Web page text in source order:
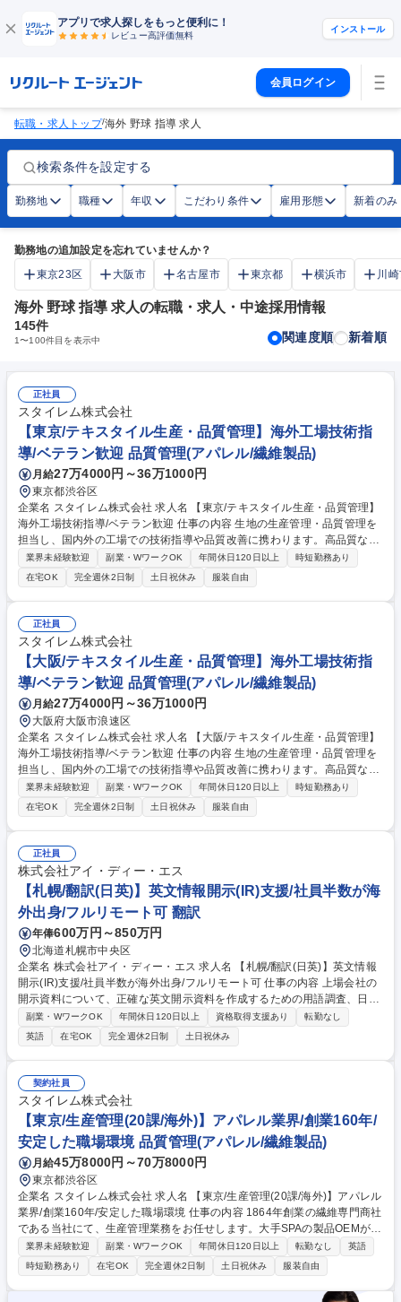
アプリで求人探しをもっと便利に！
レビュー高評価無料
インストール
会員ログイン
転職・求人トップ/海外 野球 指導 求人
検索条件を設定する
勤務地 職種 年収 こだわり条件 雇用形態 新着のみ
勤務地の追加設定を忘れていませんか？
東京23区
大阪市 名古屋市 東京都 横浜市 川
海外 野球 指導 求人の転職・求人・中途採用情報
145件
1〜100件目を表示中 関連度順 新着順
正社員
スタイレム株式会社
【東京/テキスタイル生産・品質管理】海外工場技術指
導/ベテラン歓迎 品質管理(アパレル/繊維製品)
月給27万4000円～36万1000円
東京都渋谷区
企業名 スタイレム株式会社 求人名 【東京/テキスタイル生産・品質管理】
海外工場技術指導/ベテラン歓迎 仕事の内容 生地の生産管理・品質管理を
担当し、国内外の工場での技術指導や品質改善に携わります。高品質な製
品を効率的に生産するための工程管理や現場指導を行い、一定の品質を保
つための改善活動を推進します。 【具体的には】生地の生産管理、品質管
理、品質改善、工程管理を担当。海外工場（インドネシア、インド、ベト
ナム、タイなど）での技術指導も行います。【業務内容】工場での温度管
理や工程管理の指導、品質にムラが出た際の原因分析と改善策の提案、現
地スタッフへの技術指導などを通じて、高品質な製品の安定生産を実現し
ます。 募集職種 【東京/テキスタイル生産・品質管理】海外工場技術指導/
ベテラン歓迎
業界未経験歓迎 副業・WワークOK 年間休日120日以上
時短勤務あり
在宅OK
完全週休2日制 土日祝休み 服装自由
正社員
スタイレム株式会社
【大阪/テキスタイル生産・品質管理】海外工場技術指
導/ベテラン歓迎 品質管理(アパレル/繊維製品)
月給27万4000円～36万1000円
大阪府大阪市浪速区
企業名 スタイレム株式会社 求人名 【大阪/テキスタイル生産・品質管理】
海外工場技術指導/ベテラン歓迎 仕事の内容 生地の生産管理・品質管理を
担当し、国内外の工場での技術指導や品質改善に携わります。高品質な製
品を効率的に生産するための工程管理や現場指導を行い、一定の品質を保
つための改善活動を推進します。 【具体的には】生地の生産管理、品質管
理、品質改善、工程管理を担当。海外工場（インドネシア、インド、ベト
ナム、タイなど）での技術指導も行います。【業務内容】工場での温度管
理や工程管理の指導、品質にムラが出た際の原因分析と改善策の提案、現
地スタッフへの技術指導などを通じて、高品質な製品の安定生産を実現し
ます。 募集職種 【大阪/テキスタイル生産・品質管理】海外工場技術指導/
ベテラン歓迎
業界未経験歓迎 副業・WワークOK 年間休日120日以上
時短勤務あり
在宅OK
完全週休2日制 土日祝休み 服装自由
正社員
株式会社アイ・ディー・エス
【札幌/翻訳(日英)】英文情報開示(IR)支援/社員半数が海
外出身/フルリモート可 翻訳
年俸600万円～850万円
北海道札幌市中央区
企業名 株式会社アイ・ディー・エス 求人名 【札幌/翻訳(日英)】英文情報
開示(IR)支援/社員半数が海外出身/フルリモート可 仕事の内容 上場会社の
開示資料について、正確な英文開示資料を作成するための用語調査、日英
翻訳、英語ネイティブによるチェック、体裁調整、品質チェックなど、一
連の翻訳プロセスを担当していただきます。 過去資料との整合性や用語の
厳密な統一、地道な調査・確認を重ね、正確性と一貫性を担保する翻訳を
行います。また経験や適性に応じ、翻訳プロセスの改善やマニュアル整
備、品質・スキル向上施策の企画・運用などにも携わっていただきます。
単に翻訳品質を高めるだけでなく、チーム全体の生産性や品質向上につな
がる仕組みづくりに積極的に取り組める方を歓迎します。※スキルや経
験、適性に応じた業務を調整いたします。 募集職種 【札幌/翻訳(日英)】
英文情報開示(IR)支援/社員半数が海外出身/フルリモート可
副業・WワークOK 年間休日120日以上 資格取得支援あり
転勤なし
英語
在宅OK 完全週休2日制 土日祝休み
契約社員
スタイレム株式会社
【東京/生産管理(20課/海外)】アパレル業界/創業160年/
安定した職場環境 品質管理(アパレル/繊維製品)
月給45万8000円～70万8000円
東京都渋谷区
企業名 スタイレム株式会社 求人名 【東京/生産管理(20課/海外)】アパレル
業界/創業160年/安定した職場環境 仕事の内容 1864年創業の繊維専門商社
である当社にて、生産管理業務をお任せします。大手SPAの製品OEMがメ
インの業務です。営業・生産管理・品質管理のチーム体制で、業務を遂行
していただきます。 ■生産管理業務■サンプル作成からバルク納品までの
管理・サンプル進捗管理（作成依頼から提出まで）・試験管理（生地、資
材、製品）・製品チェック（仕様確認、工場とのやり取り）・資材発注
業界未経験歓迎 副業・WワークOK 年間休日120日以上 転勤なし
英語
時短勤務あり
在宅OK 完全週休2日制 土日祝休み 服装自由